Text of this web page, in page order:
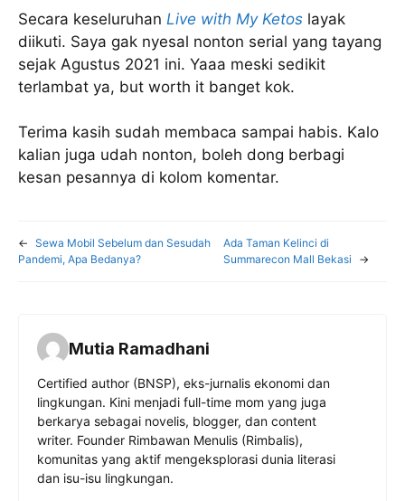
Secara keseluruhan Live with My Ketos layak
diikuti. Saya gak nyesal nonton serial yang tayang
sejak Agustus 2021 ini. Yaaa meski sedikit
terlambat ya, but worth it banget kok.
Terima kasih sudah membaca sampai habis. Kalo
kalian juga udah nonton, boleh dong berbagi
kesan pesannya di kolom komentar.
← Sewa Mobil Sebelum dan Sesudah
Pandemi, Apa Bedanya?
Ada Taman Kelinci di
Summarecon Mall Bekasi
→
Mutia Ramadhani
Certified author (BNSP), eks-jurnalis ekonomi dan
lingkungan. Kini menjadi full-time mom yang juga
berkarya sebagai novelis, blogger, dan content
writer. Founder Rimbawan Menulis (Rimbalis),
komunitas yang aktif mengeksplorasi dunia literasi
dan isu-isu lingkungan.